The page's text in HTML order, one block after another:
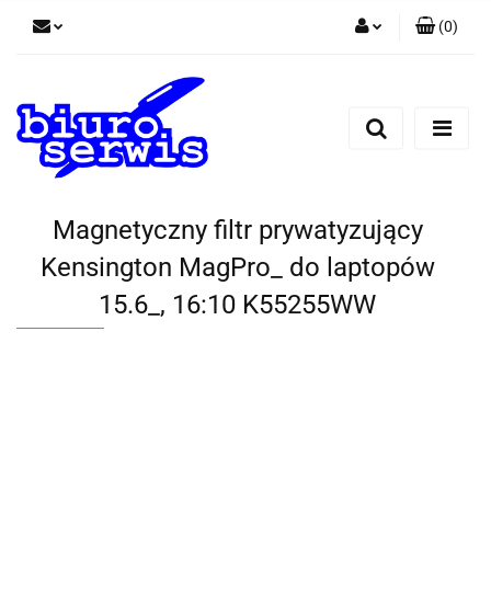
Zarejestruj się
(0)
Magnetyczny filtr prywatyzujący
Kensington MagPro_ do laptopów
15.6_, 16:10 K55255WW